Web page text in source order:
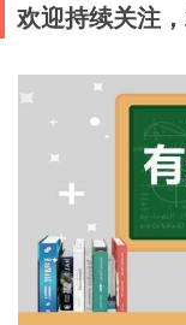
欢迎持续关注